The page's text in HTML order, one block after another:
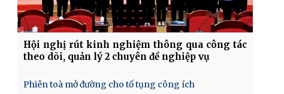
Hội nghị rút kinh nghiệm thông qua công tác
theo dõi, quản lý 2 chuyên đề nghiệp vụ
Phiên toà mở đường cho tố tụng công ích